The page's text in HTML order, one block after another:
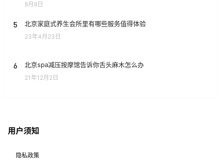
8月8日
5 北京家庭式养生会所里有哪些服务值得体验
23年4月23日
6 北京spa减压按摩馆告诉你舌头麻木怎么办
21年12月2日
用户须知
隐私政策